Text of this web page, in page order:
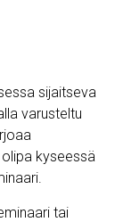
sijaitseva
varusteltu
kyseessä
tai